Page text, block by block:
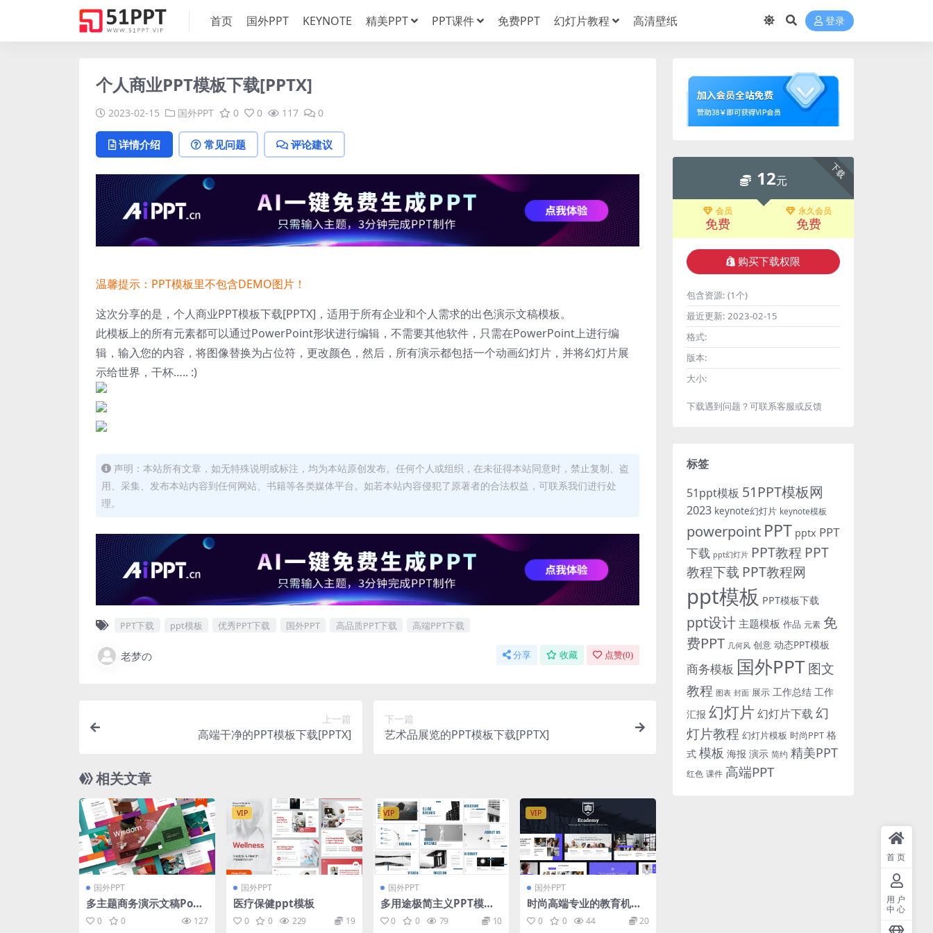
首页 国外PPT KEYNOTE 精美PPT PPT课件 免费PPT 幻灯片教程 高清壁纸 登录
个人商业PPT模板下载[PPTX]
2023-02-15 国外PPT 0 0 117 0
详情介绍 常见问题 评论建议
温馨提示：PPT模板里不包含DEMO图片！
这次分享的是，个人商业PPT模板下载[PPTX]，适用于所有企业和个人需求的出色演示文稿模板。
此模板上的所有元素都可以通过PowerPoint形状进行编辑，不需要其他软件，只需在PowerPoint上进行编
辑，输入您的内容，将图像替换为占位符，更改颜色，然后，所有演示都包括一个动画幻灯片，并将幻灯片展
示给世界，干杯….. :)
声明：本站所有文章，如无特殊说明或标注，均为本站原创发布。任何个人或组织，在未征得本站同意时，禁止复制、盗
用、采集、发布本站内容到任何网站、书籍等各类媒体平台。如若本站内容侵犯了原著者的合法权益，可联系我们进行处
理。
PPT下载 ppt模板 优秀PPT下载 国外PPT 高品质PPT下载 高端PPT下载
老梦の 分享 收藏 点赞(0)
上一篇
高端干净的PPT模板下载[PPTX]
下一篇
艺术品展览的PPT模板下载[PPTX]
相关文章
国外PPT
多主题商务演示文稿Pow
erPoint模板 Wisdom –
Business PowerPoint T
0 0 127
VIP
国外PPT
医疗保健ppt模板
0 0 229 19
VIP
国外PPT
多用途极简主义PPT模板
[PPTX]
0 0 79 10
VIP
国外PPT
时尚高端专业的教育机构
留学培训机构补课班房地
产学区房powerpoint幻
0 0 44 20
下载
12元
会员
免费
永久会员
免费
购买下载权限
包含资源: (1个)
最近更新: 2023-02-15
格式:
版本:
大小:
下载遇到问题？可联系客服或反馈
标签
51ppt模板 51PPT模板网
2023 keynote幻灯片 keynote模板
powerpoint PPT pptx PPT
下载 ppt幻灯片 PPT教程 PPT
教程下载 PPT教程网
ppt模板 PPT模板下载
ppt设计 主题模板 作品 元素 免
费PPT 几何风 创意 动态PPT模板
商务模板 国外PPT图文
教程 图表 封面 展示 工作总结 工作
汇报 幻灯片 幻灯片下载 幻
灯片教程 幻灯片模板 时尚PPT 格
式 模板 海报 演示 简约 精美PPT
红色 课件 高端PPT
首页
用户
中心